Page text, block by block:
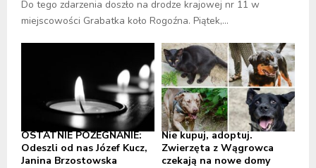
Do tego zdarzenia doszło na drodze krajowej nr 11 w
miejscowości Grabatka koło Rogoźna. Piątek,...
OSTATNIE POŻEGNANIE:
Odeszli od nas Józef Kucz,
Janina Brzostowska
Nie kupuj, adoptuj.
Zwierzęta z Wągrowca
czekają na nowe domy